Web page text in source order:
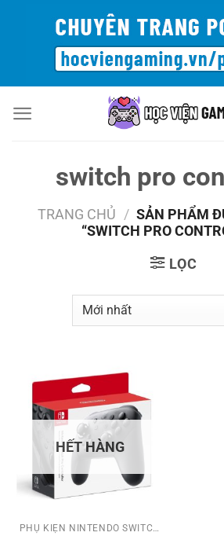
switch pro
TRANG CHỦ / SẢN PHẨM
“SWITCH PRO
LỌC
HẾT HÀNG
PHỤ KIỆN NINTENDO SWITCH